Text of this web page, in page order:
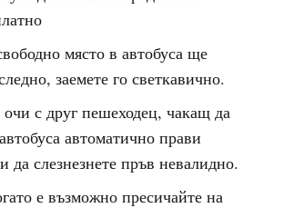
място в автобуса ще
заемете го светкавично.
очи с друг пешеходец, чакащ да
автоматично прави
да слезнезнете пръв невалидно.
е възможно пресичайте на